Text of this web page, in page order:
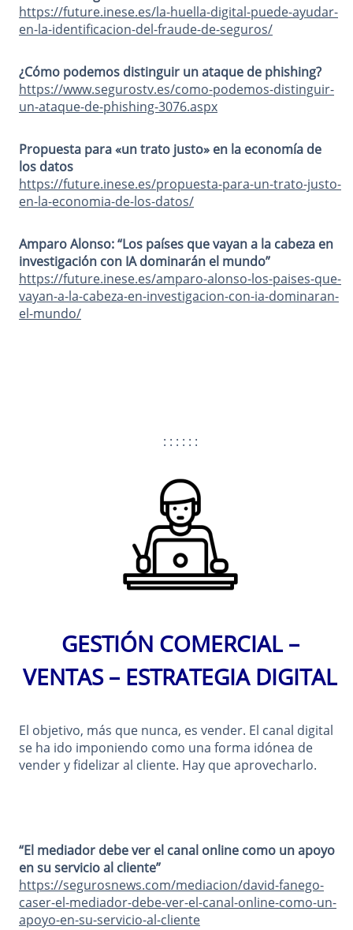
https://future.inese.es/la-huella-digital-puede-ayudar-
en-la-identificacion-del-fraude-de-seguros/
¿Cómo podemos distinguir un ataque de phishing?
https://www.segurostv.es/como-podemos-distinguir-
un-ataque-de-phishing-3076.aspx
Propuesta para «un trato justo» en la economía de
los datos
https://future.inese.es/propuesta-para-un-trato-justo-
en-la-economia-de-los-datos/
Amparo Alonso: “Los países que vayan a la cabeza en
investigación con IA dominarán el mundo”
https://future.inese.es/amparo-alonso-los-paises-que-
vayan-a-la-cabeza-en-investigacion-con-ia-dominaran-
el-mundo/
: : : : : :
GESTIÓN COMERCIAL –
VENTAS – ESTRATEGIA DIGITAL
El objetivo, más que nunca, es vender. El canal digital
se ha ido imponiendo como una forma idónea de
vender y fidelizar al cliente. Hay que aprovecharlo.
“El mediador debe ver el canal online como un apoyo
en su servicio al cliente”
https://segurosnews.com/mediacion/david-fanego-
caser-el-mediador-debe-ver-el-canal-online-como-un-
apoyo-en-su-servicio-al-cliente